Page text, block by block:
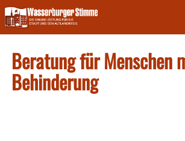
Skip
to
content
Beratung für Menschen
Behinderung